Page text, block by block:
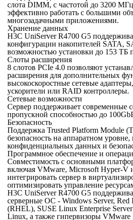
слота DIMM, с частотой до 3200
эффективно работать с большими
многозадачными приложениями.
Хранение данных
H3C UniServer R4700 G5
конфигурации накопителей SATA,
возможностью установки до 153 ТБ
Слоты расширения
8 слотов PCIe 4.0 позволяют
расширения для дополнительных
высокоскоростные сетевые
ускорители или RAID контроллеры.
Сетевые возможности
Сервер поддерживает современные
пропускной способностью до
Безопасность
Поддержка Trusted Platform Module
безопасность на аппаратном
конфиденциальных данных и
Программное обеспечение и
Совместимость с основными
включая VMware, Microsoft Hyper-V
интегрировать сервер в
оптимизировать управление
H3C UniServer R4700 G5
серверные ОС - Windows Server, Red
(RHEL), SUSE Linux Enterprise
Linux, а также гипервизоры